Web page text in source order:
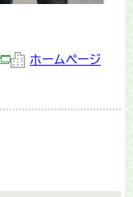
ホームページ